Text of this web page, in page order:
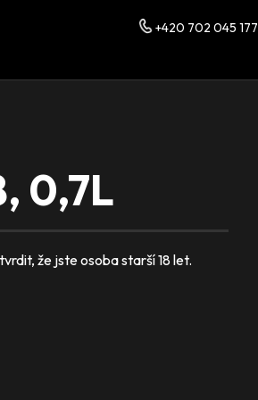
+420 702 045 177
0,7L
že jste osoba starší 18 let.